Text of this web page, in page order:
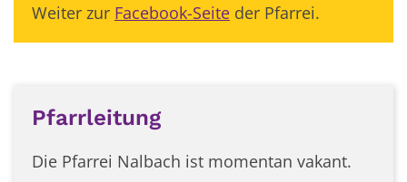
Weiter zur Facebook-Seite der Pfarrei.
Pfarrleitung
Die Pfarrei Nalbach ist momentan vakant.